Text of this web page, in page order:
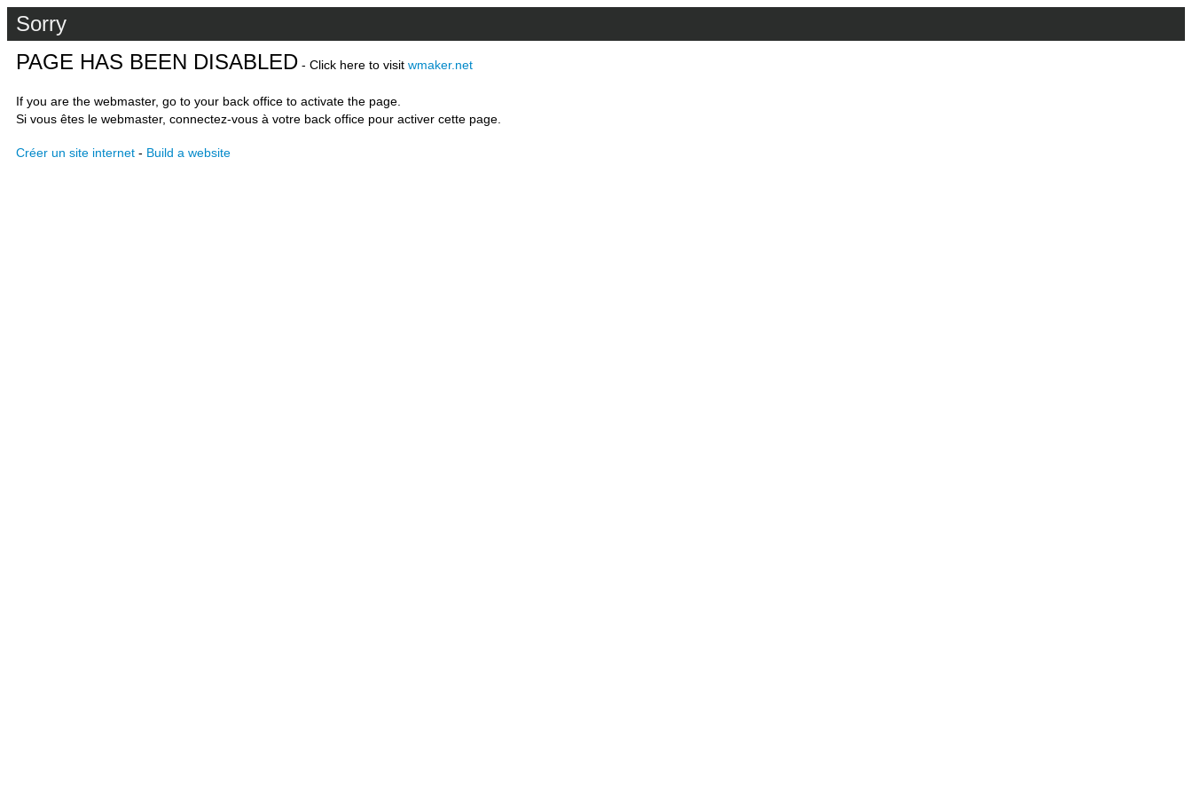
Sorry
PAGE HAS BEEN DISABLED - Click here to visit wmaker.net
If you are the webmaster, go to your back office to activate the page.
Si vous êtes le webmaster, connectez-vous à votre back office pour activer cette page.
Créer un site internet - Build a website